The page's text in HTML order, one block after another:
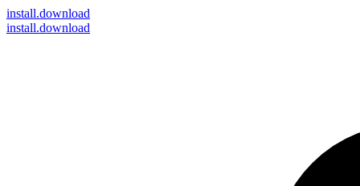
install.download
install.download